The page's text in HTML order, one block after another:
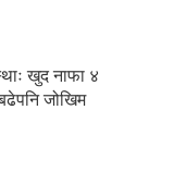
खुद नाफा ४
जोखिम